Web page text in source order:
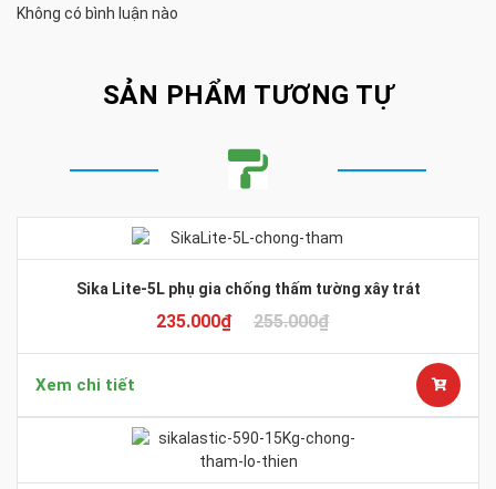
Không có bình luận nào
SẢN PHẨM TƯƠNG TỰ
Sika Lite-5L phụ gia chống thấm tường xây trát
235.000₫ 255.000₫
Xem chi tiết